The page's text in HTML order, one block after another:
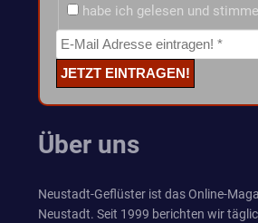
habe ich gelesen und
Über uns
Neustadt-Geflüster ist das Online-
Neustadt. Seit 1999 berichten wir